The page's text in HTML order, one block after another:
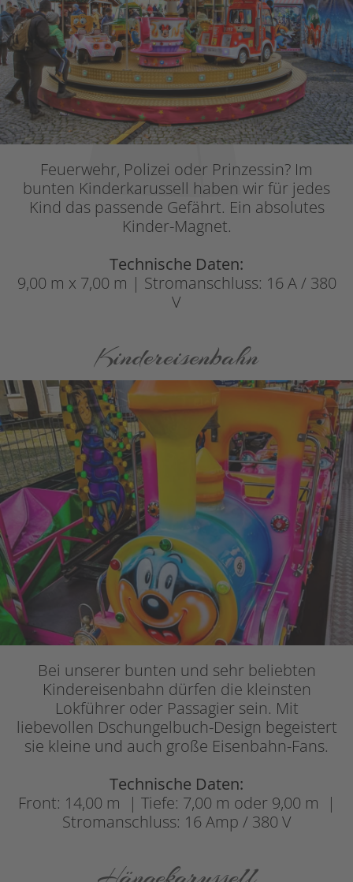
Feuerwehr, Polizei oder Prinzessin? Im
bunten Kinderkarussell haben wir für jedes
Kind das passende Gefährt. Ein absolutes
Kinder-Magnet.
Technische Daten:
9,00 m x 7,00 m | Stromanschluss: 16 A / 380
V
Kindereisenbahn
Bei unserer bunten und sehr beliebten
Kindereisenbahn dürfen die kleinsten
Lokführer oder Passagier sein. Mit
liebevollen Dschungelbuch-Design begeistert
sie kleine und auch große Eisenbahn-Fans.
Technische Daten:
Front: 14,00 m | Tiefe: 7,00 m oder 9,00 m |
Stromanschluss: 16 Amp / 380 V